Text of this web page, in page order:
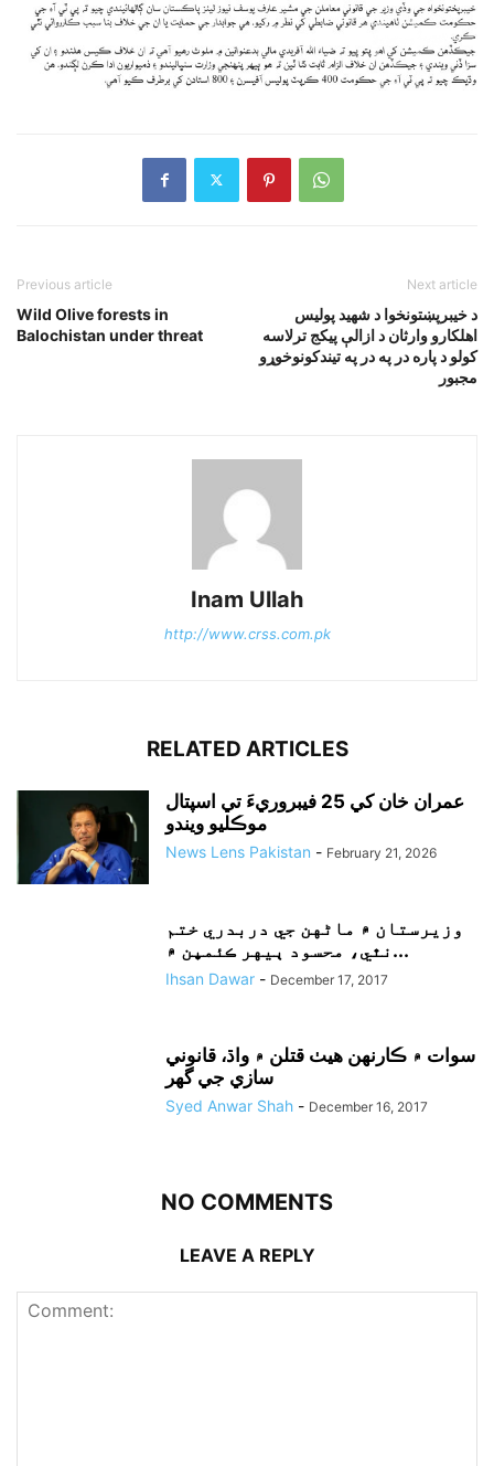
Previous article
Wild Olive forests in
Balochistan under threat
Next article
د خيبرپښتونخوا د شهيد پوليس
اهلکارو وارثان د ازالې پيکج ترلاسه
کولو د پاره در په در په تيندکونوخوړو
مجبور
Inam Ullah
http://www.crss.com.pk
RELATED ARTICLES
عمران خان کي 25 فيبروريءَ تي اسپتال
موڪليو ويندو
News Lens Pakistan - February 21, 2026
وزيرستان ۾ ماڻهن جي دربدري ختم
نٿي، محسود ٻيهر ڪئمپن ۾...
Ihsan Dawar - December 17, 2017
سوات ۾ ڪارنهن هيٺ قتلن ۾ واڌ، قانوني
سازي جي گهر
Syed Anwar Shah - December 16, 2017
NO COMMENTS
LEAVE A REPLY